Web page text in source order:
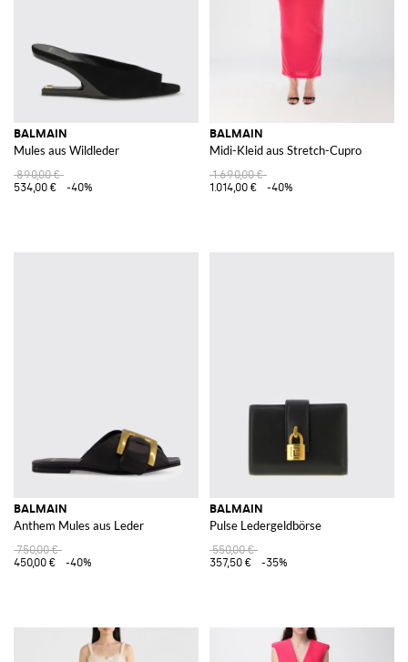
BALMAIN
Mules aus Wildleder
890,00 €
534,00 €
-40%
BALMAIN
Midi-Kleid aus Stretch-Cupro
1.690,00 €
1.014,00 €
-40%
BALMAIN
Anthem Mules aus Leder
750,00 €
450,00 €
-40%
BALMAIN
Pulse Ledergeldbörse
550,00 €
357,50 €
-35%